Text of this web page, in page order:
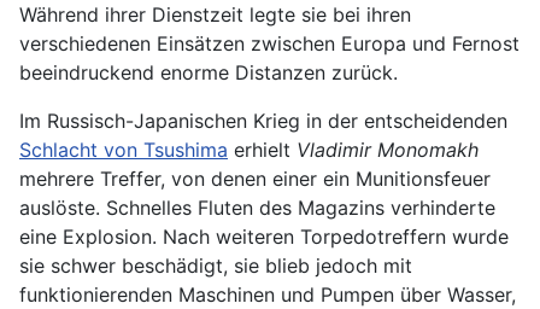
Während ihrer Dienstzeit legte sie bei ihren
verschiedenen Einsätzen zwischen Europa und Fernost
beeindruckend enorme Distanzen zurück.
Im Russisch-Japanischen Krieg in der entscheidenden
Schlacht von Tsushima erhielt Vladimir Monomakh
mehrere Treffer, von denen einer ein Munitionsfeuer
auslöste. Schnelles Fluten des Magazins verhinderte
eine Explosion. Nach weiteren Torpedotreffern wurde
sie schwer beschädigt, sie blieb jedoch mit
funktionierenden Maschinen und Pumpen über Wasser,